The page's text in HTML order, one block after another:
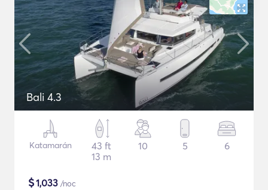
Bali 4.3
Katamarán
43 ft
13 m
10 5 6
$1,033 /noc